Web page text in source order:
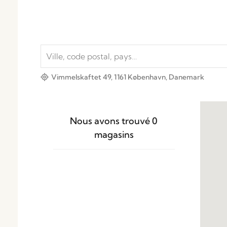
Vimmelskaftet 49, 1161 København, Danemark
Nous avons trouvé0
magasins